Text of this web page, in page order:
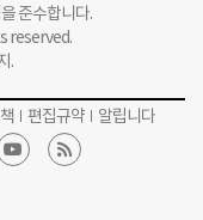
준수합니다.
reserved.
.
편집규약 알립니다